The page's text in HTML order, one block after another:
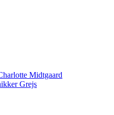
Midtgaard
Grejs